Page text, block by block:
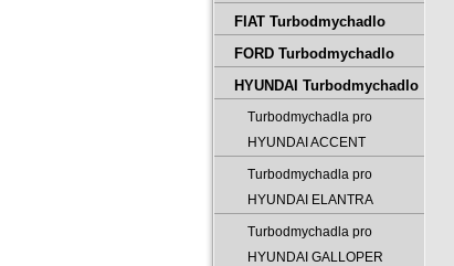
FIAT Turbodmychadlo
FORD Turbodmychadlo
HYUNDAI Turbodmychadlo
Turbodmychadla pro
HYUNDAI ACCENT
Turbodmychadla pro
HYUNDAI ELANTRA
Turbodmychadla pro
HYUNDAI GALLOPER